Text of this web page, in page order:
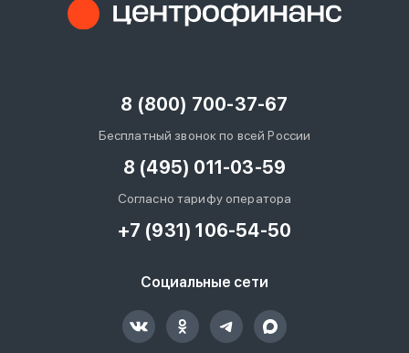
8 (800) 700-37-67
Бесплатный звонок по всей России
8 (495) 011-03-59
Согласно тарифу оператора
+7 (931) 106-54-50
Социальные сети
Войти под другим номером